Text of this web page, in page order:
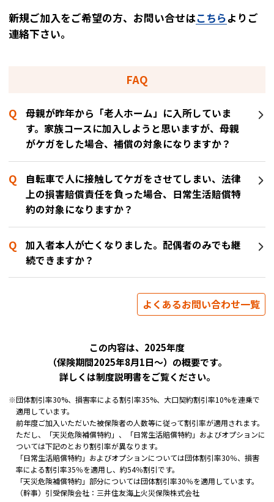
新規ご加入をご希望の方、お問い合せはこちらよりご
連絡下さい。
FAQ
母親が昨年から「老人ホーム」に入所していま
す。家族コースに加入しようと思いますが、母親
がケガをした場合、補償の対象になりますか？
自転車で人に接触してケガをさせてしまい、法律
上の損害賠償責任を負った場合、日常生活賠償特
約の対象になりますか？
加入者本人が亡くなりました。配偶者のみでも継
続できますか？
よくあるお問い合わせ一覧
この内容は、2025年度
（保険期間2025年8月1日～）の概要です。
詳しくは制度説明書をご覧ください。
※団体割引率30%、損害率による割引率35%、大口契約割引率10%を連乗で
適用しています。
前年度ご加入いただいた被保険者の人数等に従って割引率が適用されます。
ただし、「天災危険補償特約」、「日常生活賠償特約」およびオプションに
ついては下記のとおり割引率が異なります。
「日常生活賠償特約」およびオプションについては団体割引率30％、損害
率による割引率35％を適用し、約54％割引です。
「天災危険補償特約」部分については団体割引率30％を適用しています。
（幹事）引受保険会社：三井住友海上火災保険株式会社